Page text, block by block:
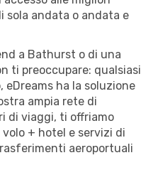
sola andata o andata e
a Bathurst o di una
ti preoccupare: qualsiasi
eDreams ha la soluzione
ampia rete di
di viaggi, ti offriamo
+ hotel e servizi di
aeroportuali